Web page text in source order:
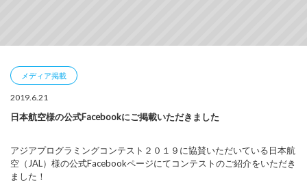
メディア掲載
2019.6.21
日本航空様の公式Facebookにご掲載いただきました
アジアプログラミングコンテスト２０１９に協賛いただいている日本航
空（JAL）様の公式Facebookページにてコンテストのご紹介をいただき
ました！